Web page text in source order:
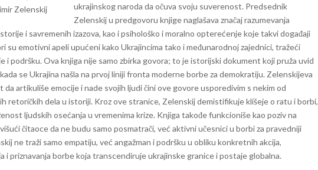
ukrajinskog naroda da očuva svoju suverenost. Predsednik
Zelenskij u predgovoru knjige naglašava značaj razumevanja
i savremenih izazova, kao i psihološko i moralno opterećenje koje takvi događaji
su emotivni apeli upućeni kako Ukrajincima tako i međunarodnoj zajednici, tražeći
i podršku. Ova knjiga nije samo zbirka govora; to je istorijski dokument koji pruža uvid
se Ukrajina našla na prvoj liniji fronta moderne borbe za demokratiju. Zelenskijeva
da artikuliše emocije i nade svojih ljudi čini ove govore usporedivim s nekim od
retoričkih dela u istoriji. Kroz ove stranice, Zelenskij demistifikuje klišeje o ratu i borbi,
ljudskih osećanja u vremenima krize. Knjiga takođe funkcioniše kao poziv na
čitaoce da ne budu samo posmatrači, već aktivni učesnici u borbi za pravedniji
ne traži samo empatiju, već angažman i podršku u obliku konkretnih akcija,
i priznavanja borbe koja transcendiruje ukrajinske granice i postaje globalna.